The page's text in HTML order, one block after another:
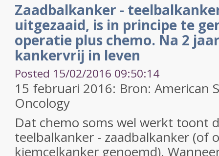
Zaadbalkanker -
uitgezaaid, is in principe te
operatie plus chemo. Na 2
kankervrij in leven
Posted 15/02/2016 09:50:14
15 februari 2016: Bron: American
Oncology
Dat chemo soms wel werkt toont
teelbalkanker - zaadbalkanker (of
kiemcelkanker genoemd).